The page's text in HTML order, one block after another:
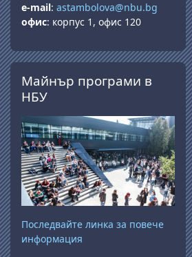
e-mail: astambolova@nbu.bg
офис: корпус 1, офис 120
Прескочи Майнър програми в НБУ
Майнър програми в
НБУ
Последвайте линка за повече
информация